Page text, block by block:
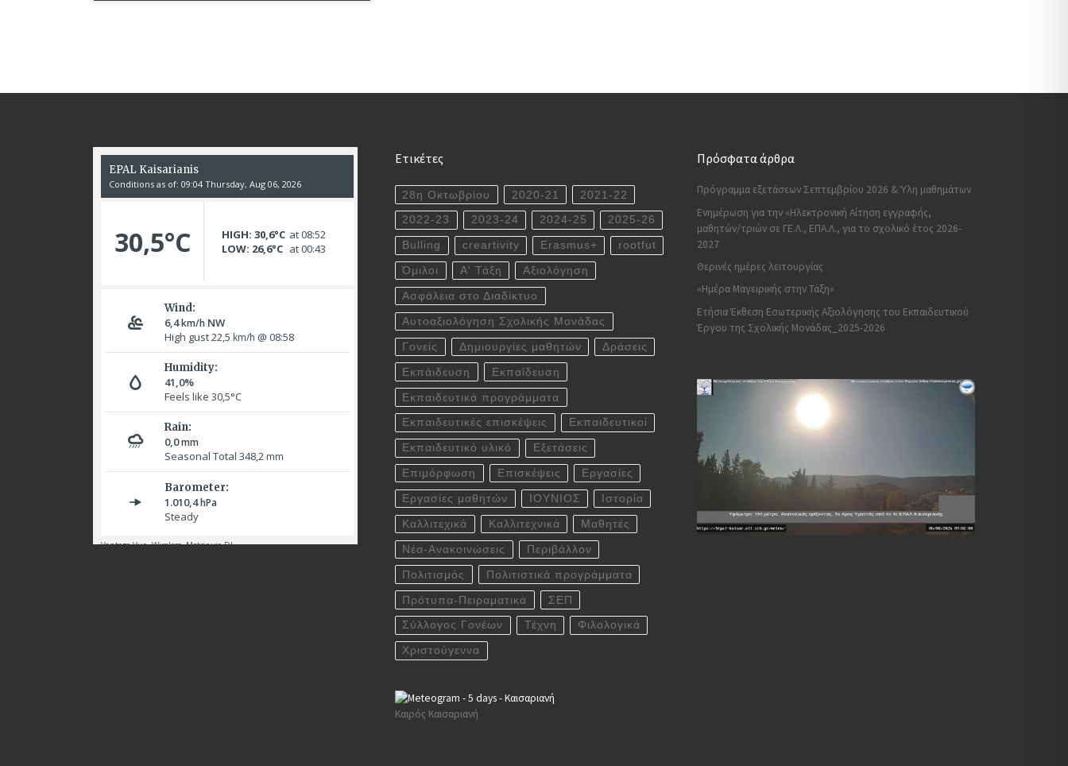
Ετικέτες
28η Οκτωβρίου 2020-21 2021-22
2022-23 2023-24 2024-25 2025-26
Bulling creartivity Erasmus+ rootfut
Όμιλοι Α' Τάξη Αξιολόγηση
Ασφάλεια στο Διαδίκτυο
Αυτοαξιολόγηση Σχολικής Μονάδας
Γονείς Δημιουργίες μαθητών Δράσεις
Εκπάιδευση Εκπαίδευση
Εκπαιδευτικά προγράμματα
Εκπαιδευτικές επισκέψεις Εκπαιδευτικοί
Εκπαιδευτικό υλικό Εξετάσεις
Επιμόρφωση Επισκέψεις Εργασίες
Εργασίες μαθητών ΙΟΥΝΙΟΣ Ιστορία
Καλλιτεχικά Καλλιτεχνικά Μαθητές
Νέα-Ανακοινώσεις Περιβάλλον
Πολιτισμός Πολιτιστικά προγράμματα
Πρότυπα-Πειραματικά ΣΕΠ
Σύλλογος Γονέων Τέχνη Φιλολογικά
Χριστούγεννα
Καιρός Καισαριανή
Πρόσφατα άρθρα
Πρόγραμμα εξετάσεων Σεπτεμβρίου 2026 & Ύλη μαθημάτων
Ενημέρωση για την «Ηλεκτρονική Αίτηση εγγραφής,
μαθητών/τριών σε ΓΕ.Λ., ΕΠΑ.Λ., για το σχολικό έτος 2026-
2027
Θερινές ημέρες λειτουργίας
«Ημέρα Μαγειρικής στην Τάξη»
Ετήσια Έκθεση Εσωτερικής Αξιολόγησης του Εκπαιδευτικού
Έργου της Σχολικής Μονάδας_2025-2026